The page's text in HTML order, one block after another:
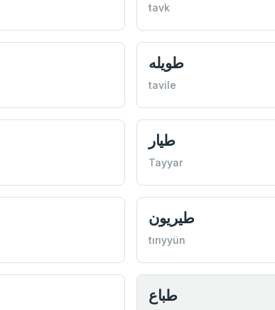
tavk
طويله
tavile
طيار
Tayyar
طيريون
tırıyyün
طباع